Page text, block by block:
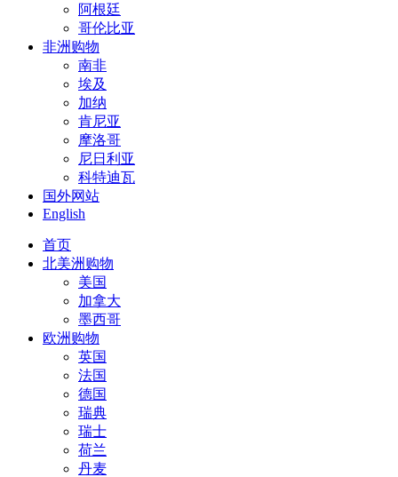
阿根廷
哥伦比亚
非洲购物
南非
埃及
加纳
肯尼亚
摩洛哥
尼日利亚
科特迪瓦
国外网站
English
首页
北美洲购物
美国
加拿大
墨西哥
欧洲购物
英国
法国
德国
瑞典
瑞士
荷兰
丹麦